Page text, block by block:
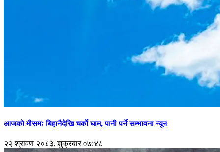
आजको मौसमः बिहानैदेखि चर्को घाम, पानी पर्ने सम्भावना न्यून
२२ श्रावण २०८३, शुक्रबार ०७:४८